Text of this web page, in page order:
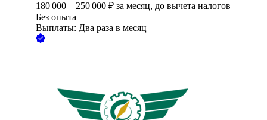
180 000 – 250 000 ₽ за месяц, до вычета налогов
Без опыта
Выплаты: Два раза в месяц